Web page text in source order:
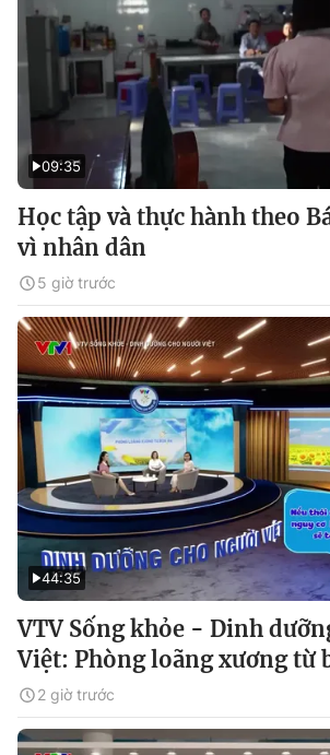
09:35
Học tập và thực hành theo
vì nhân dân
5 giờ trước
44:35
VTV Sống khỏe - Dinh
Việt: Phòng loãng xương từ
2 giờ trước